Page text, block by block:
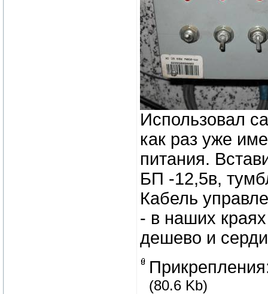
Использовал
как раз уже
питания.
БП -12,5в,
Кабель
- в наших
дешево и
(80.6 Kb)